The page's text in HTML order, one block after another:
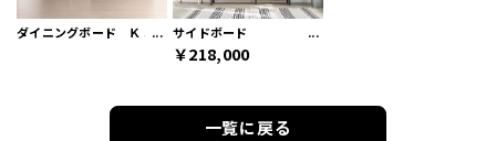
ダイニングボード ＫＪシリーズサイドボード
￥218,000
一覧に戻る